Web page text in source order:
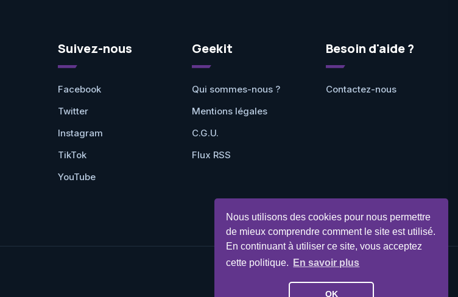
Nous utilisons des cookies pour nous permettre
de mieux comprendre comment le site est utilisé.
En continuant à utiliser ce site, vous acceptez
cette politique.
En savoir plus
OK
Suivez-nous
Facebook
Twitter
Instagram
TikTok
YouTube
Geekit
Qui sommes-nous ?
Mentions légales
C.G.U.
Flux RSS
Besoin d'aide ?
Contactez-nous